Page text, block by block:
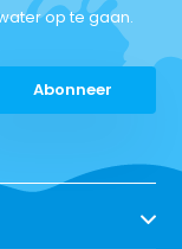
op te gaan.
Abonneer